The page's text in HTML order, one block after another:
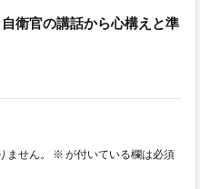
官の講話から心構えと準
せん。 ※ が付いている欄は必須